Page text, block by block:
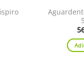
aos